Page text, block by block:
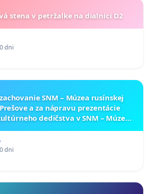
stena v petržalke na dialnici D2
dni
zachovanie SNM – Múzea rusínskej
a za nápravu prezentácie
dedičstva v SNM – Múzeu
dni